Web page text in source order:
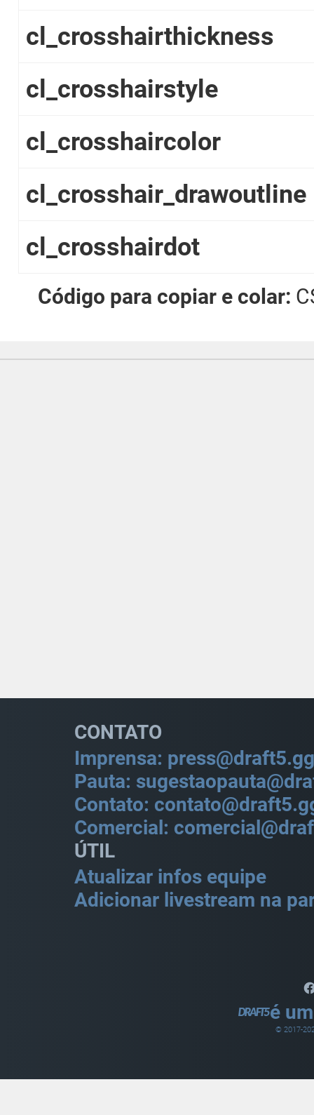
cl_crosshairthickness
cl_crosshairstyle
cl_crosshaircolor
cl_crosshair_drawoutline
cl_crosshairdot
Código para copiar e colar:
CONTATO
Imprensa: press@draft5.gg
Pauta:
Contato:
Comercial:
ÚTIL
Atualizar infos equipe
Adicionar livestream na
é
© 2017-